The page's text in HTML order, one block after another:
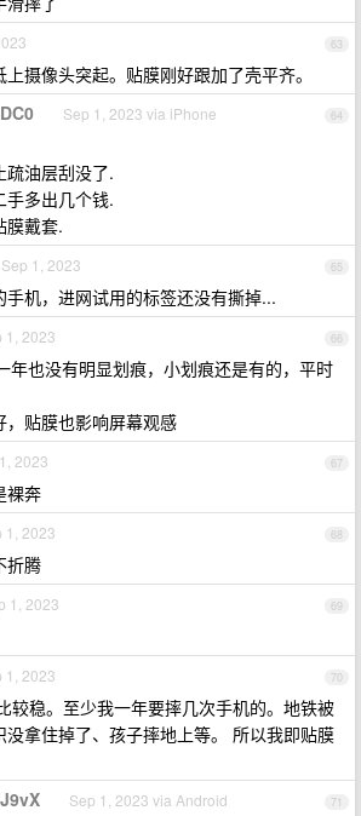
63
摄像头突起。贴膜刚好跟加了壳平齐。
64
Sep 1, 2023 via iPhone
疏油层刮没了.
手多出几个钱.
膜戴套.
65
Sep 1, 2023
机，进网试用的标签还没有撕掉...
66
1, 2023
年也没有明显划痕，小划痕还是有的，平时
，贴膜也影响屏幕观感
67
2023
裸奔
68
1, 2023
折腾
69
1, 2023
70
1, 2023
较稳。至少我一年要摔几次手机的。地铁被
没拿住掉了、孩子摔地上等。 所以我即贴膜
71
Sep 1, 2023 via Android